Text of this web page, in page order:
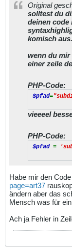
Original
solltest du
deinen code
komisch aus.
wenn du mir
einer zeile
PHP-Code:
$pfad=
vieeeel
PHP-Code:
$pfad =
Habe mir den
page=art37
ändern aber das
Mensch was für
Ach ja Fehler in